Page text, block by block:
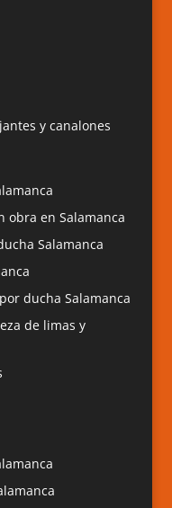
y canalones
obra en Salamanca
Salamanca
ducha Salamanca
de limas y